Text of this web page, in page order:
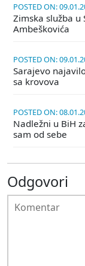
POSTED ON:
Zimska služba u
Ambeškovića
POSTED ON:
Sarajevo
sa krovova
POSTED ON:
Nadležni u BiH
sam od sebe
Odgovori